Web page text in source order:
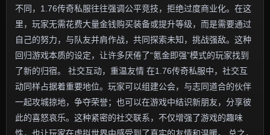
不同，1.76传奇私服往往强调公平竞技，拒绝过度商业化。在这
里，玩家无需花费大量金钱购买装备或提升等级，而是需要通过
自己的努力，与队友并肩作战，共同探索未知，挑战强敌。这种
回归游戏本质的设定，让许多厌倦了“氪金即强”模式的玩家找到
了新的归宿。 社交互动，重温友情 在1.76传奇私服中，社交互
动同样占据着重要地位。玩家可以组建公会，与志同道合的伙伴
一起攻城掠地，争夺荣誉；也可以在游戏中结识新朋友，分享彼
此的喜怒哀乐。这种紧密的社交联系，不仅增强了游戏的趣味